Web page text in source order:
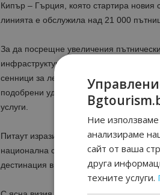
Кипър – Гърция, която стартира новия
линията е обслужила над 21 000
За да посрещне увеличения
инфраструктура и услуги. Сред
сенници за летния сезон,
подобрени удобства за пътниците –
услуги.
Питаут изрази и подкрепа за усилията
национална стратегия за круизния
дестинация в Източното
Ние
анализираме
сайт от ваша
друга
техните услуги.